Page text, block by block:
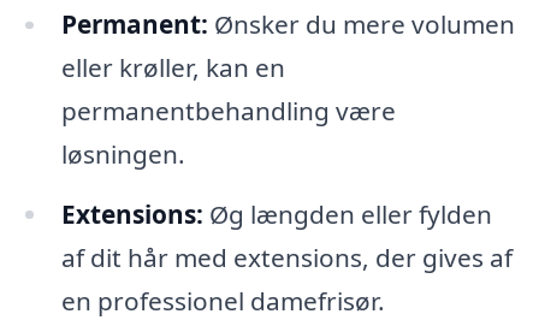
Permanent: Ønsker du mere volumen
eller krøller, kan en
permanentbehandling være
løsningen.
Extensions: Øg længden eller fylden
af dit hår med extensions, der gives af
en professionel damefrisør.